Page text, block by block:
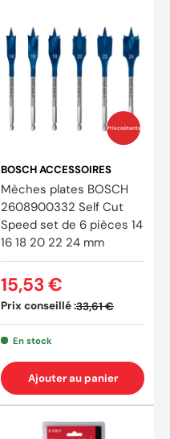
Prix coûtants
BOSCH ACCESSOIRES
Mèches plates BOSCH
2608900332 Self Cut
Speed set de 6 pièces 14
16 18 20 22 24 mm
Prix conseillé :33,61 €
15,53 €
En stock
Ajouter au panier